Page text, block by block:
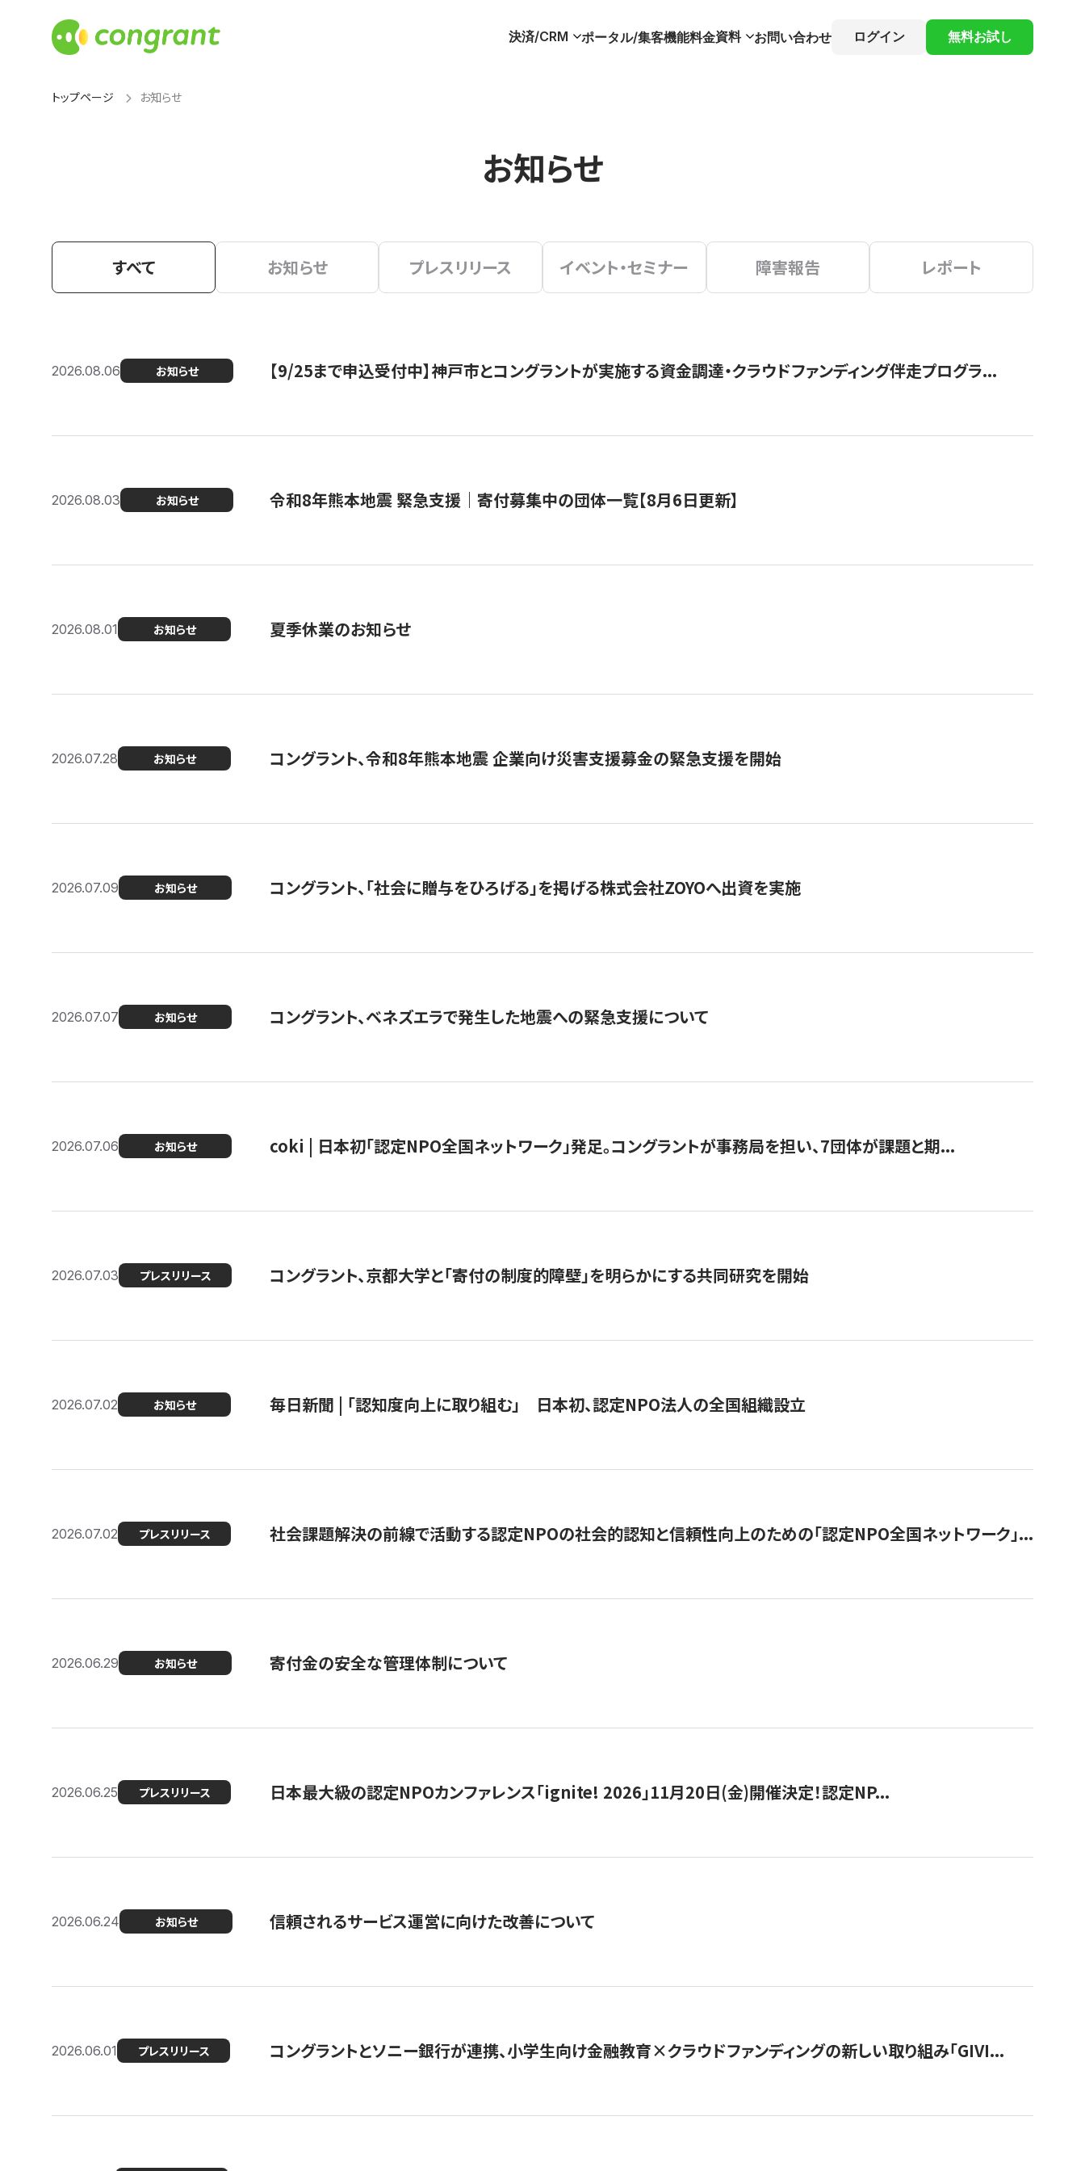
決済/CRM ポータル/集客機能料金資料 お問い合わせ ログイン 無料お試し
トップページ お知らせ
お知らせ
すべて お知らせ プレスリリース イベント・セミナー 障害報告 レポート
2026.08.06 お知らせ 【9/25まで申込受付中】神戸市とコングラントが実施する資金調達・クラウドファンディング伴走プログラ...
2026.08.03 お知らせ 令和8年熊本地震 緊急支援｜寄付募集中の団体一覧【8月6日更新】
2026.08.01 お知らせ 夏季休業のお知らせ
2026.07.28 お知らせ コングラント、令和8年熊本地震 企業向け災害支援募金の緊急支援を開始
2026.07.09 お知らせ コングラント、「社会に贈与をひろげる」を掲げる株式会社ZOYOへ出資を実施
2026.07.07 お知らせ コングラント、ベネズエラで発生した地震への緊急支援について
2026.07.06 お知らせ coki | 日本初「認定NPO全国ネットワーク」発足。コングラントが事務局を担い、7団体が課題と期...
2026.07.03 プレスリリース コングラント、京都大学と「寄付の制度的障壁」を明らかにする共同研究を開始
2026.07.02 お知らせ 毎日新聞 | 「認知度向上に取り組む」 日本初、認定NPO法人の全国組織設立
2026.07.02 プレスリリース 社会課題解決の前線で活動する認定NPOの社会的認知と信頼性向上のための「認定NPO全国ネットワーク」...
2026.06.29 お知らせ 寄付金の安全な管理体制について
2026.06.25 プレスリリース 日本最大級の認定NPOカンファレンス「ignite! 2026」11月20日(金)開催決定！認定NP...
2026.06.24 お知らせ 信頼されるサービス運営に向けた改善について
2026.06.01 プレスリリース コングラントとソニー銀行が連携、小学生向け金融教育×クラウドファンディングの新しい取り組み「GIVI...